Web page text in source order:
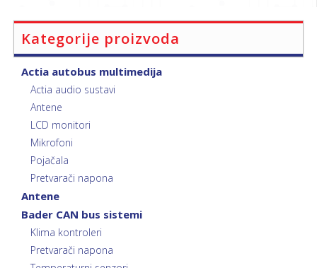
Kategorije proizvoda
Actia autobus multimedija
Actia audio sustavi
Antene
LCD monitori
Mikrofoni
Pojačala
Pretvarači napona
Antene
Bader CAN bus sistemi
Klima kontroleri
Pretvarači napona